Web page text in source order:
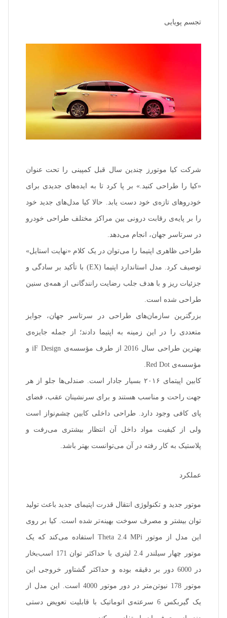
تجسم پویایی
شرکت کیا موتورز چندین سال قبل کمپینی را تحت عنوان
«کیا را طراحی کنید.» بر پا کرد تا به ایده‌های جدیدی برای
خودروهای تازه‌ی خود دست یابد. حالا کیا مدل‌های جدید خود
را بر پایه‌ی رقابت درونی بین مراکز مختلف طراحی خودرو
در سرتاسر جهان، انجام می‌دهد.
طراحی ظاهری اپتیما را می‌توان در یک کلام «نهایت استایل»
توصیف کرد. مدل استاندارد اپتیما (EX) با تأکید بر سادگی و
جزئیات ریز و با هدف جلب رضایت رانندگانی از همه‌ی سنین
طراحی شده است.
بزرگترین سازمان‌های طراحی در سرتاسر جهان، جوایز
متعددی را در این زمینه به اپتیما دادند؛ از جمله جایزه‌ی
بهترین طراحی سال 2016 از طرف مؤسسه‌ی iF Design و
مؤسسه‌ی Red Dot.
کابین اپیتمای ۲۰۱۶ بسیار جادار است. صندلی‌ها جلو از هر
جهت راحت و مناسب هستند و برای سرنشینان عقب، فضای
پای کافی وجود دارد. طراحی داخلی کابین چشم‌نواز است
ولی از کیفیت مواد داخل آن انتظار بیشتری می‌رفت و
پلاستیک به کار رفته در آن می‌توانست بهتر باشد.
عملکرد
موتور جدید و تکنولوژی انتقال قدرت اپتیمای جدید باعث تولید
توان بیشتر و مصرف سوخت بهینه‌تر شده است. کیا بر روی
این مدل از موتور Theta 2.4 MPi استفاده می‌کند که یک
موتور چهار سیلندر 2.4 لیتری با حداکثر توان 171 اسب‌بخار
در 6000 دور بر دقیقه بوده و حداکثر گشتاور خروجی این
موتور 178 نیوتن‌متر در دور موتور 4000 است. این مدل از
یک گیربکس 6 سرعته‌ی اتوماتیک با قابلیت تعویض دستی